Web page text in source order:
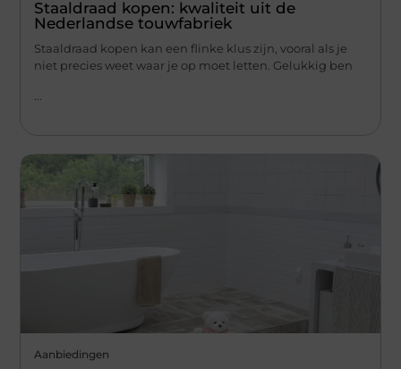
Staaldraad kopen: kwaliteit uit de
Nederlandse touwfabriek
Staaldraad kopen kan een flinke klus zijn, vooral als je
niet precies weet waar je op moet letten. Gelukkig ben
Aanbiedingen